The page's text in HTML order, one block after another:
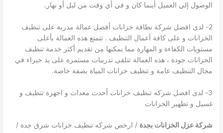
الوصول إلي العميل أينما كان و في أي وقت من ليل أو نهار.
2- لدى افضل شركة نظافة خزانات أفضل عمالة مدربة على تنظيف
الخزانات و على كافة أعمال التنظيف . تتمتع هذه العمالة بأعلى
مستويات الكفاءة و المهارة مما يمكنها من تقديم أكثر خدمة تنظيف
الخزانات جودة ، هذه العمالة تتلقى تدريبات مستمرة على يد خبراء في
مجال التنظيف عامة و تنظيف خزانات المياة بصفة خاصة.
3- لدى افضل شركه تنظيف خزانات أحدث معدات و اجهزة تنظيف و
غسيل و تطهير الخزانات
شركة عزل الخزانات بجدة / ارخص شركه تنظيف خزانات شرق جدة /